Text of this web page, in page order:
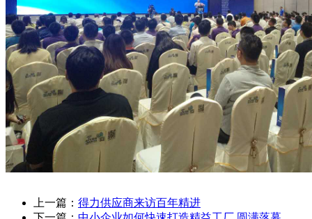
上一篇： 得力供应商来访百年精进